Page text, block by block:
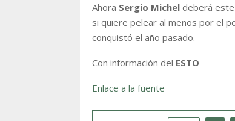
Ahora Sergio Michel deberá
si quiere pelear al menos por el
conquistó el año pasado.
Con información del ESTO
Enlace a la fuente